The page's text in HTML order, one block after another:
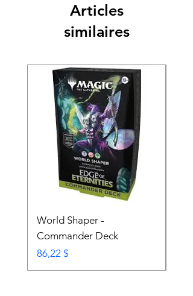
Articles
similaires
World Shaper -
Commander Deck
Prix
86,22 $